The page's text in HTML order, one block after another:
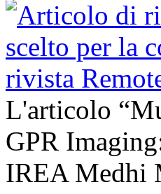
L'articolo
GPR
IREA Medhi